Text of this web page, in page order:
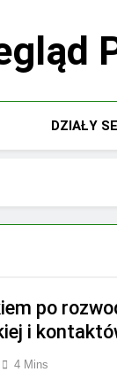
DZIAŁY
po
i
4 Mins